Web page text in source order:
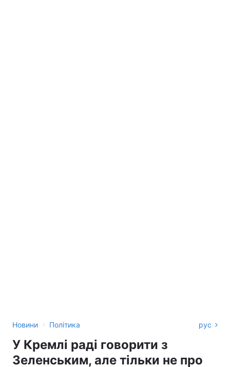
Новини › Політика рус
У Кремлі раді говорити з
Зеленським, але тільки не про